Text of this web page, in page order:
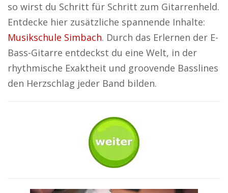
so wirst du Schritt für Schritt zum Gitarrenheld.
Entdecke hier zusätzliche spannende Inhalte:
Musikschule Simbach. Durch das Erlernen der E-
Bass-Gitarre entdeckst du eine Welt, in der
rhythmische Exaktheit und groovende Basslines
den Herzschlag jeder Band bilden.